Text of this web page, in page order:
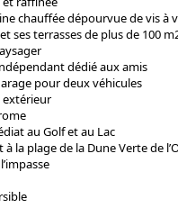
chauffée dépourvue de vis à
ses terrasses de plus de 100
dédié aux amis
pour deux véhicules
extérieur
au Golf et au Lac
à la plage de la Dune Verte de